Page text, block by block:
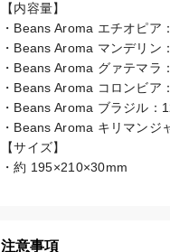
【内容量】
・Beans Aroma エチオピア
・Beans Aroma マンデリン
・Beans Aroma グァテマラ
・Beans Aroma コロンビア
・Beans Aroma ブラジル：
・Beans Aroma キリマンジ
【サイズ】
・約 195×210×30mm
注意事項